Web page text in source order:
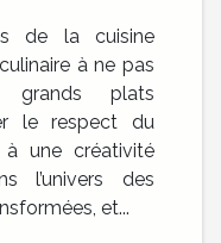
de la cuisine
à ne pas
grands plats
le respect du
à une créativité
l’univers des
et...